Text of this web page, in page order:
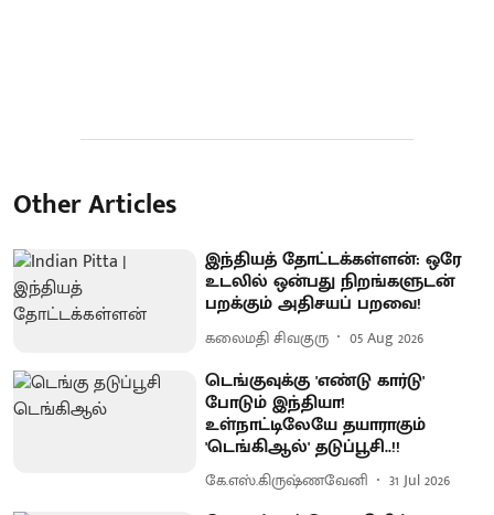
Other Articles
இந்தியத் தோட்டக்கள்ளன்: ஒரே
உடலில் ஒன்பது நிறங்களுடன்
பறக்கும் அதிசயப் பறவை!
கலைமதி சிவகுரு 05 Aug 2026
டெங்குவுக்கு 'எண்டு கார்டு'
போடும் இந்தியா!
உள்நாட்டிலேயே தயாராகும்
'டெங்கிஆல்' தடுப்பூசி..!!
கே.எஸ்.கிருஷ்ணவேனி 31 Jul 2026